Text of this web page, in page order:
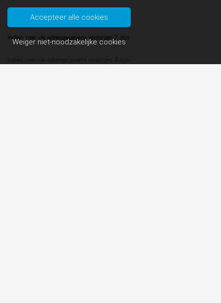
Nee
Indien nee: de adresgegevens verzorger 2 zijn
Accepteer alle cookies
Weiger niet-noodzakelijke cookies